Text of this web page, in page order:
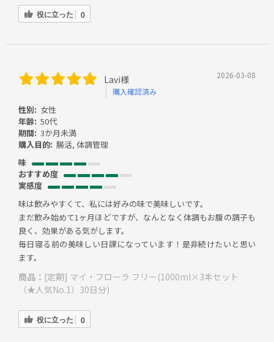
役に立った 0
Lavi様
購入確認済み
2026-03-08
性別: 女性
年齢: 50代
期間: 3か月未満
購入目的: 腸活, 体調管理
味
おすすめ度
実感度
味は飲みやすくて、私には好みの味で美味しいです。
まだ飲み始めて1ヶ月ほどですが、なんとなく体調もお腹の調子も
良く、効果がある気がします。
毎日寝る前の美味しい日課になっています！是非続けたいと思い
ます。
商品： [定期] マイ・フローラ フリー(1000ml×3本セット
（★人気No.1）30日分)
役に立った 0